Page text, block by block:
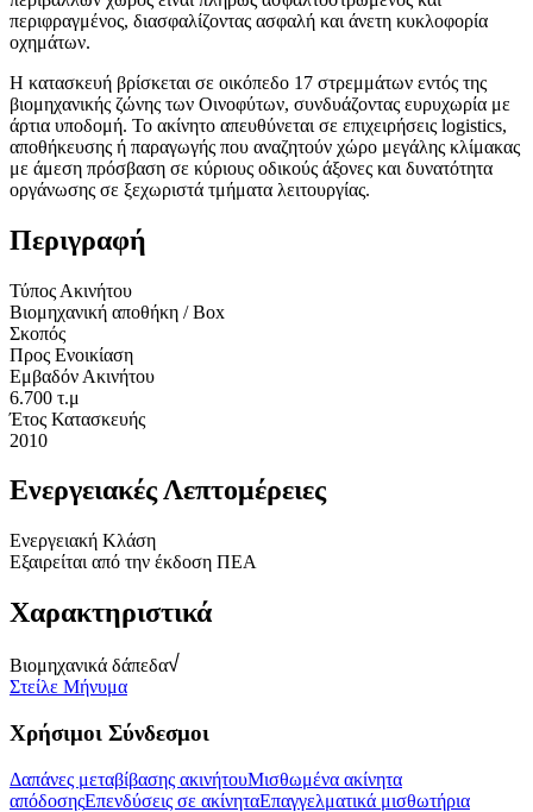
περιφραγμένος, διασφαλίζοντας ασφαλή και άνετη κυκλοφορία
οχημάτων.
Η κατασκευή βρίσκεται σε οικόπεδο 17 στρεμμάτων εντός της
βιομηχανικής ζώνης των Οινοφύτων, συνδυάζοντας ευρυχωρία με
άρτια υποδομή. Το ακίνητο απευθύνεται σε επιχειρήσεις logistics,
αποθήκευσης ή παραγωγής που αναζητούν χώρο μεγάλης κλίμακας
με άμεση πρόσβαση σε κύριους οδικούς άξονες και δυνατότητα
οργάνωσης σε ξεχωριστά τμήματα λειτουργίας.
Περιγραφή
Τύπος Ακινήτου
Βιομηχανική αποθήκη / Box
Σκοπός
Προς Ενοικίαση
Εμβαδόν Ακινήτου
6.700 τ.μ
Έτος Κατασκευής
2010
Ενεργειακές Λεπτομέρειες
Ενεργειακή Κλάση
Εξαιρείται από την έκδοση ΠΕΑ
Χαρακτηριστικά
Βιομηχανικά δάπεδα
Στείλε Μήνυμα
Χρήσιμοι Σύνδεσμοι
Δαπάνες μεταβίβασης ακινήτουΜισθωμένα ακίνητα
απόδοσηςΕπενδύσεις σε ακίνηταΕπαγγελματικά μισθωτήρια